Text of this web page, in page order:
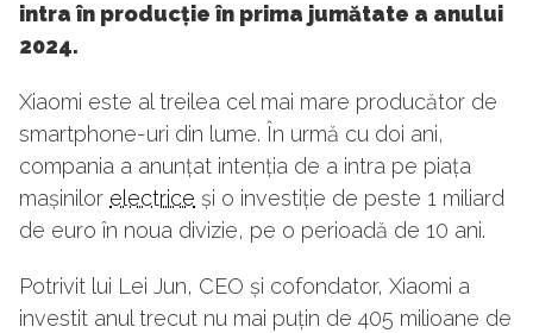
intra în producție în prima jumătate a anului
2024.
Xiaomi este al treilea cel mai mare producător de
smartphone-uri din lume. În urmă cu doi ani,
compania a anunțat intenția de a intra pe piața
mașinilor electrice și o investiție de peste 1 miliard
de euro în noua divizie, pe o perioadă de 10 ani.
Potrivit lui Lei Jun, CEO și cofondator, Xiaomi a
investit anul trecut nu mai puțin de 405 milioane de